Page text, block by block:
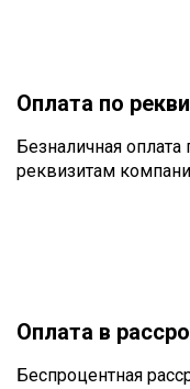
Оплата по
Безналичная
реквизитам
Оплата в
Беспроцентная